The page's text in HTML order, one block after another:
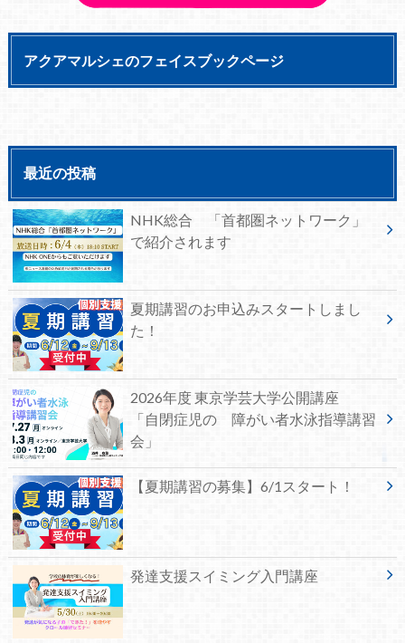
アクアマルシェのフェイスブックページ
最近の投稿
NHK総合 「首都圏ネットワーク」
で紹介されます
夏期講習のお申込みスタートしまし
た！
2026年度 東京学芸大学公開講座
「自閉症児の 障がい者水泳指導講習
会」
【夏期講習の募集】6/1スタート！
発達支援スイミング入門講座